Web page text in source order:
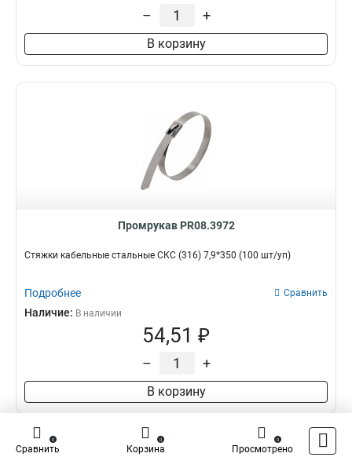
– +
В корзину
Промрукав PR08.3972
Стяжки кабельные стальные СКС (316) 7,9*350 (100 шт/уп)
Подробнее Сравнить
Наличие: В наличии
54,51 ₽
– +
В корзину
Сравнить
0
Корзина
0
Просмотрено
0